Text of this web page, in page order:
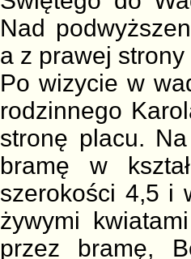
Nad
a z prawej
Po wizycie w
rodzinnego
stronę placu.
bramę w
szerokości 4,5 i
żywymi
przez bramę,